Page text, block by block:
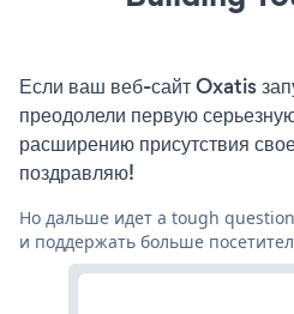
Если ваш веб-сайт Oxatis
преодолели первую
расширению присутствия
поздравляю!
Но дальше идет a tough
и поддержать больше